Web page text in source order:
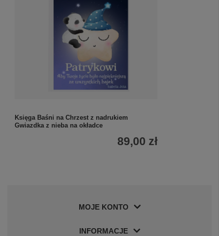
Księga Baśni na Chrzest z nadrukiem
Gwiazdka z nieba na okładce
89,00 zł
MOJE KONTO
INFORMACJE